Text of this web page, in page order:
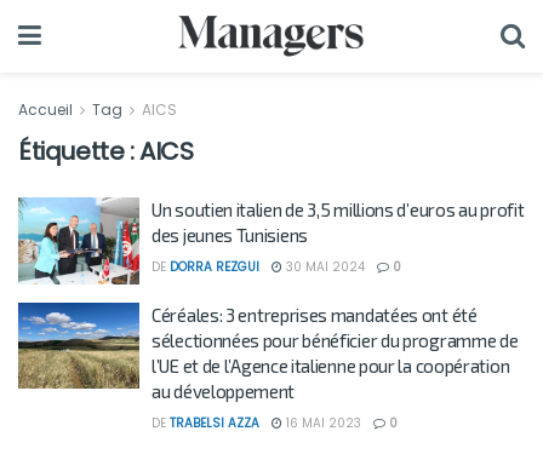
Accueil Tag AICS
Étiquette :AICS
Un soutien italien de 3,5 millions d’euros au profit
des jeunes Tunisiens
DE DORRA REZGUI 30 MAI 2024 0
Céréales: 3 entreprises mandatées ont été
sélectionnées pour bénéficier du programme de
l’UE et de l’Agence italienne pour la coopération
au développement
DE TRABELSI AZZA 16 MAI 2023 0